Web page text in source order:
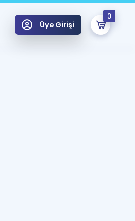
Üye Girişi
0